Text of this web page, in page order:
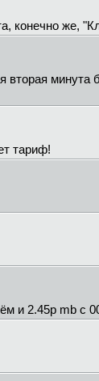
конечно же,
минута
тариф!
и 2.45р mb с